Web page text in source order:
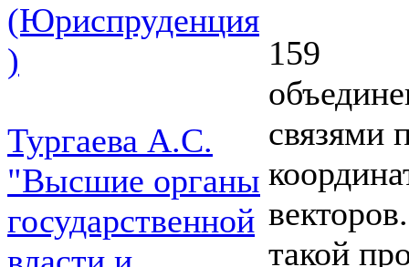
(Юриспруденция
)
Тургаева А.С.
"Высшие органы
государственной
159
связями
такой